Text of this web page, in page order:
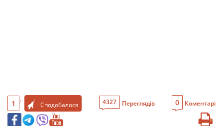
1 Сподобалося 4327 Переглядів 0 Коментарі